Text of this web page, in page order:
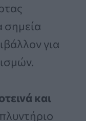
σημεία
για
και
πλυντήριο